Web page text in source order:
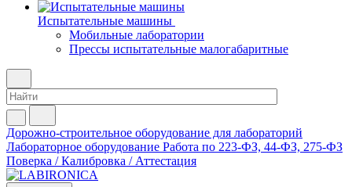
Испытательные машины
Мобильные лаборатории
Прессы испытательные малогабаритные
Дорожно-строительное оборудование для лабораторий
Лабораторное оборудование Работа по 223-ФЗ, 44-ФЗ, 275-ФЗ
Поверка / Калибровка / Аттестация